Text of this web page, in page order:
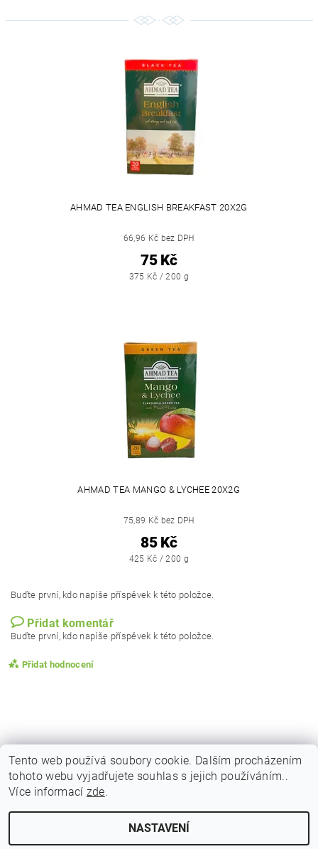
AHMAD TEA ENGLISH BREAKFAST 20X2G
66,96 Kč bez DPH
75 Kč
375 Kč / 200 g
AHMAD TEA MANGO & LYCHEE 20X2G
75,89 Kč bez DPH
85 Kč
425 Kč / 200 g
Buďte první, kdo napíše příspěvek k této položce.
Přidat komentář
Buďte první, kdo napíše příspěvek k této položce.
Přidat hodnocení
Obchodní podmínky |
Reklamační podmínky
2026 © Indicky Koreni, všechna práva vyhrazenaUpravit nastavení cookies
Tento web používá soubory cookie. Dalším procházením
tohoto webu vyjadřujete souhlas s jejich používáním..
Více informací zde.
NASTAVENÍ